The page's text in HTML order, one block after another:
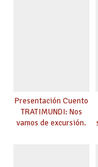
Presentación Cuento
TRATIMUNDI: Nos
vamos de excursión.